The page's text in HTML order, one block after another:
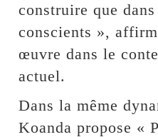
construire que
conscients »,
œuvre dans le
actuel.
Dans la même
Koanda propose «